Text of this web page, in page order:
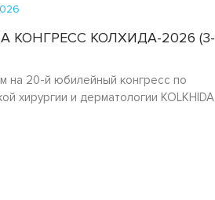
КОНГРЕСС КОЛХИДА-2026 (3-
на 20-й юбилейный конгресс по
хирургии и дерматологии KOLKHIDA